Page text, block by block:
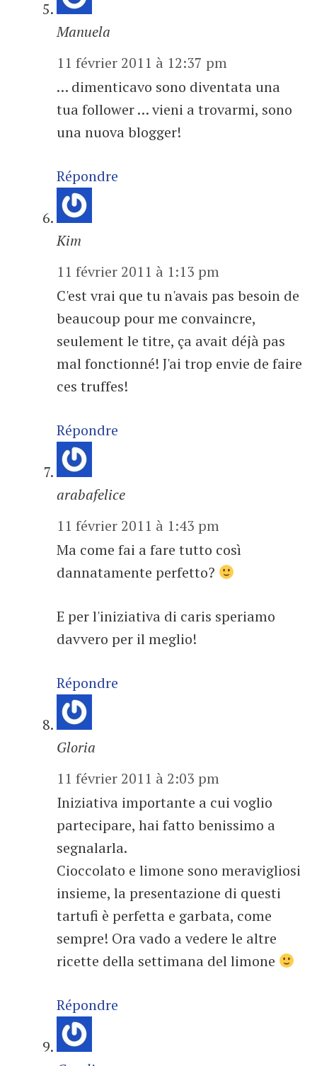
Manuela
11 février 2011 à 12:37 pm
… dimenticavo sono diventata una
tua follower … vieni a trovarmi, sono
una nuova blogger!
Répondre
Kim
11 février 2011 à 1:13 pm
C'est vrai que tu n'avais pas besoin de
beaucoup pour me convaincre,
seulement le titre, ça avait déjà pas
mal fonctionné! J'ai trop envie de faire
ces truffes!
Répondre
arabafelice
11 février 2011 à 1:43 pm
Ma come fai a fare tutto così
dannatamente perfetto?
E per l'iniziativa di caris speriamo
davvero per il meglio!
Répondre
Gloria
11 février 2011 à 2:03 pm
Iniziativa importante a cui voglio
partecipare, hai fatto benissimo a
segnalarla.
Cioccolato e limone sono meravigliosi
insieme, la presentazione di questi
tartufi è perfetta e garbata, come
sempre! Ora vado a vedere le altre
ricette della settimana del limone
Répondre